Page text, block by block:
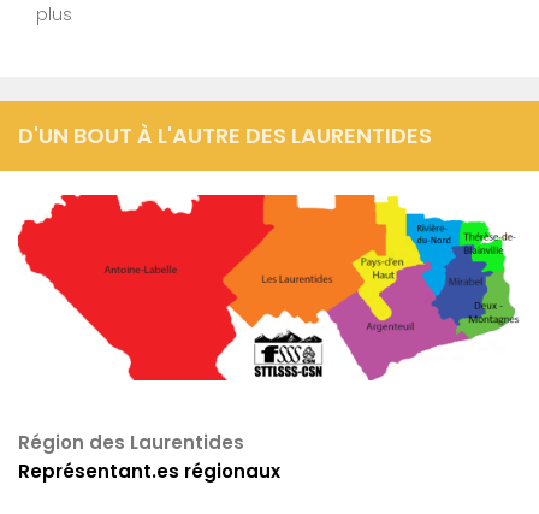
plus
D'UN BOUT À L'AUTRE DES LAURENTIDES
Région des Laurentides
Représentant.es régionaux